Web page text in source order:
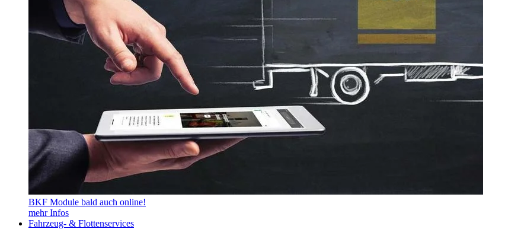
BKF Module bald auch online!
mehr Infos
Fahrzeug- & Flottenservices